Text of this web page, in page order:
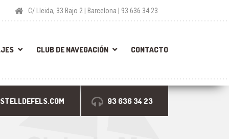
C/ Lleida, 33 Bajo 2 | Barcelona | 93 636 34 23
CLUB DE NAVEGACIÓN CONTACTO
93 636 34 23